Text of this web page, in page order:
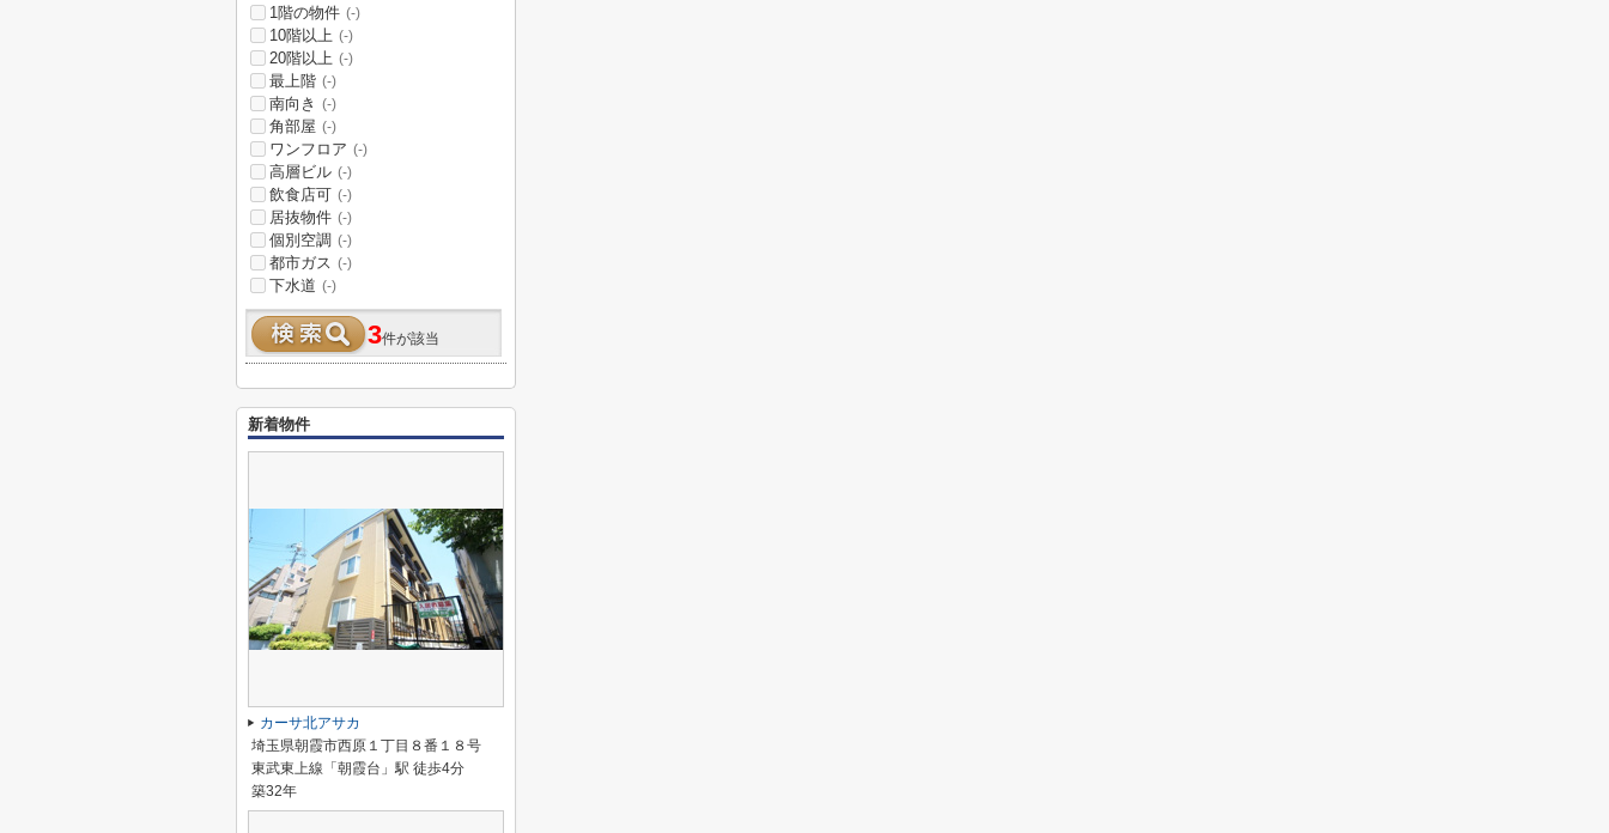
1階の物件 (-)
10階以上 (-)
20階以上 (-)
最上階 (-)
南向き (-)
角部屋 (-)
ワンフロア (-)
高層ビル (-)
飲食店可 (-)
居抜物件 (-)
個別空調 (-)
都市ガス (-)
下水道 (-)
3件が該当
新着物件
カーサ北アサカ
埼玉県朝霞市西原１丁目８番１８号
東武東上線「朝霞台」駅 徒歩4分
築32年